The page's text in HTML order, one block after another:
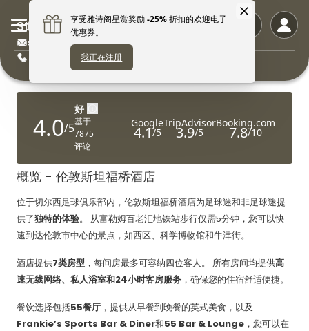
Stamford Bridge Hotel London
stamfordbridge.hotel@the-ascott.com
+442034793565
概览 - 伦敦斯坦福桥酒店
位于切尔西足球俱乐部内，伦敦斯坦福桥酒店为足球迷和非足球迷提
供了独特的体验。 从富勒姆百老汇地铁站步行仅需5分钟，您可以快
速到达伦敦市中心的景点，如西区、科学博物馆和牛津街。
酒店提供7类房型 ，每间房最多可容纳四位客人。 所有房间均提供高
速无线网络、私人浴室和24小时客房服务 ，确保您的住宿舒适便捷。
餐饮选择包括55餐厅 ，提供从早餐到晚餐的英式美食，以及
Frankie’s Sports Bar & Diner和55 Bar & Lounge ，您可以在